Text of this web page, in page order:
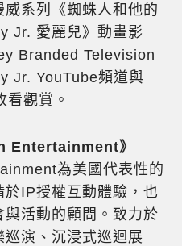
系列《蜘蛛人和他的
Jr. 愛麗兒》動畫影
Branded Television
Jr. YouTube頻道與
觀賞。
Entertainment》
為美國代表性的
IP授權互動體驗，也
活動的顧問。致力於
巡演、沉浸式巡迴展